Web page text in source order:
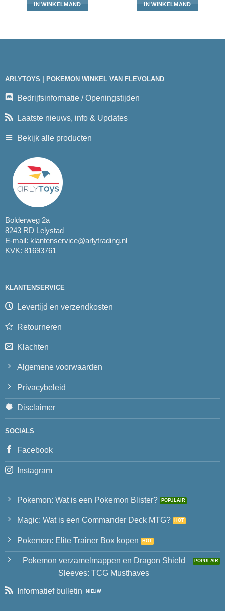
IN WINKELMAND IN WINKELMAND
ARLYTOYS | POKEMON WINKEL VAN FLEVOLAND
Bedrijfsinformatie / Openingstijden
Laatste nieuws, info & Updates
Bekijk alle producten
Bolderweg 2a
8243 RD Lelystad
E-mail: klantenservice@arlytrading.nl
KVK: 81693761
KLANTENSERVICE
Levertijd en verzendkosten
Retourneren
Klachten
Algemene voorwaarden
Privacybeleid
Disclaimer
SOCIALS
Facebook
Instagram
Pokemon: Wat is een Pokemon Blister?
Magic: Wat is een Commander Deck MTG?
Pokemon: Elite Trainer Box kopen
Pokemon verzamelmappen en Dragon Shield
Sleeves: TCG Musthaves
Informatief bulletin